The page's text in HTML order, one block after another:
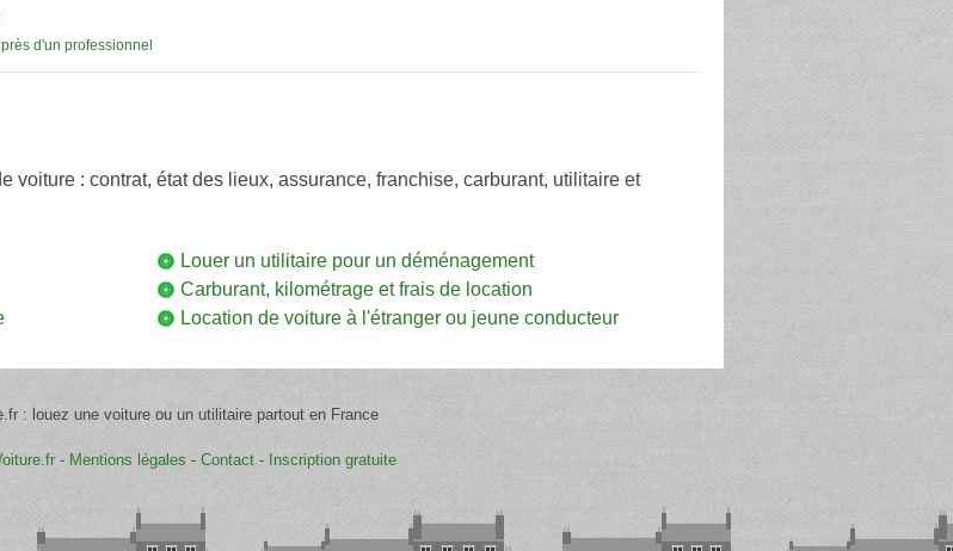
d'un professionnel
voiture : contrat, état des lieux, assurance, franchise, carburant, utilitaire et
Louer un utilitaire pour un déménagement
Carburant, kilométrage et frais de location
Location de voiture à l'étranger ou jeune conducteur
: louez une voiture ou un utilitaire partout en France
- Mentions légales - Contact - Inscription gratuite